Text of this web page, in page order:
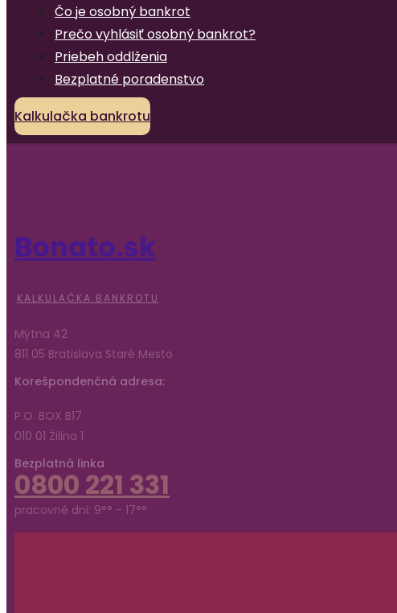
Čo je osobný bankrot
Prečo vyhlásiť osobný bankrot?
Priebeh oddlženia
Bezplatné poradenstvo
Kalkulačka bankrotu
Bonato.sk
KALKULAČKA BANKROTU
Mýtna 42
811 05 Bratislava Staré Mesto
Korešpondenčná adresa:
P.O. BOX B17
010 01 Žilina 1
Bezplatná linka
0800 221 331
pracovné dni: 9°° - 17°°